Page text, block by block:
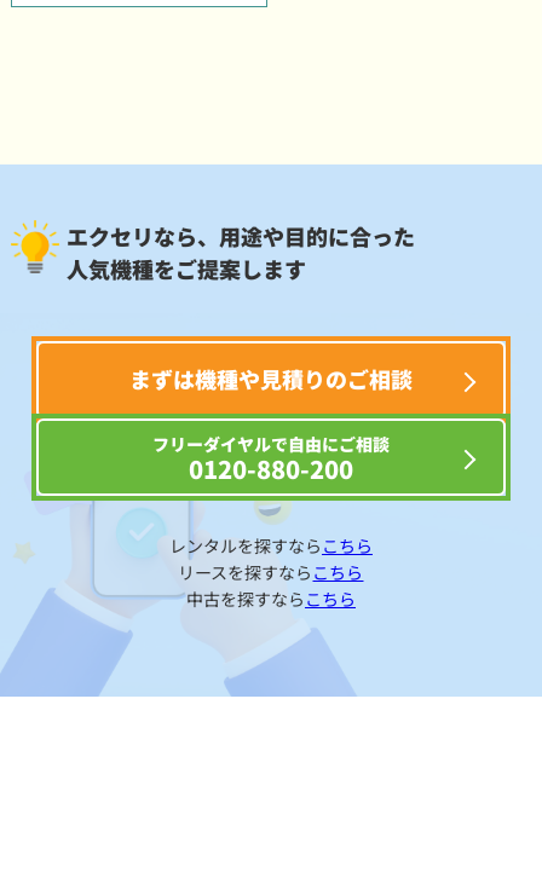
エクセリなら、用途や目的に合った
人気機種をご提案します
まずは機種や見積りのご相談
フリーダイヤルで自由にご相談
0120-880-200
レンタルを探すなら こちら
リースを探すなら こちら
中古を探すなら こちら